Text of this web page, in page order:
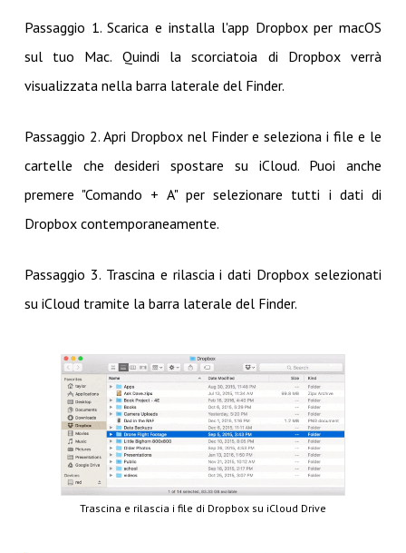
Passaggio 1. Scarica e installa l'app Dropbox per macOS
sul tuo Mac. Quindi la scorciatoia di Dropbox verrà
visualizzata nella barra laterale del Finder.
Passaggio 2. Apri Dropbox nel Finder e seleziona i file e le
cartelle che desideri spostare su iCloud. Puoi anche
premere "Comando + A" per selezionare tutti i dati di
Dropbox contemporaneamente.
Passaggio 3. Trascina e rilascia i dati Dropbox selezionati
su iCloud tramite la barra laterale del Finder.
Trascina e rilascia i file di Dropbox su iCloud Drive